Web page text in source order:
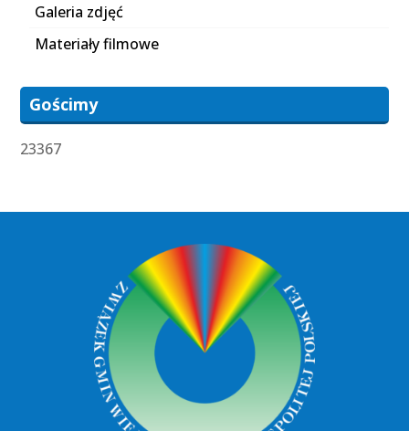
Galeria zdjęć
Materiały filmowe
Gościmy
23367